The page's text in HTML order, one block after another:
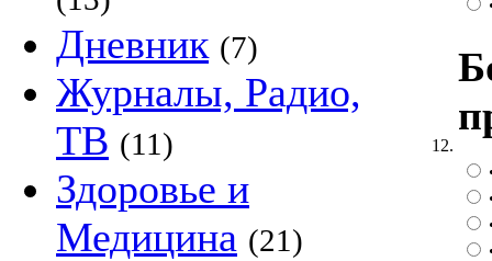
Дневник (7)
Журналы, Радио,
ТВ (11)
Здоровье и
Медицина (21)
12.